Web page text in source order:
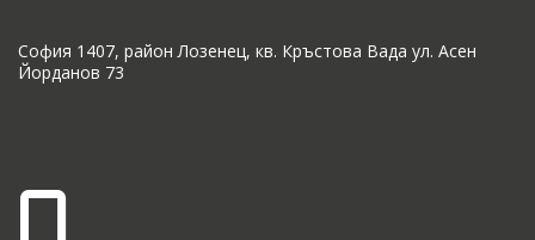
София 1407, район Лозенец, кв. Кръстова Вада ул. Асен
Йорданов 73